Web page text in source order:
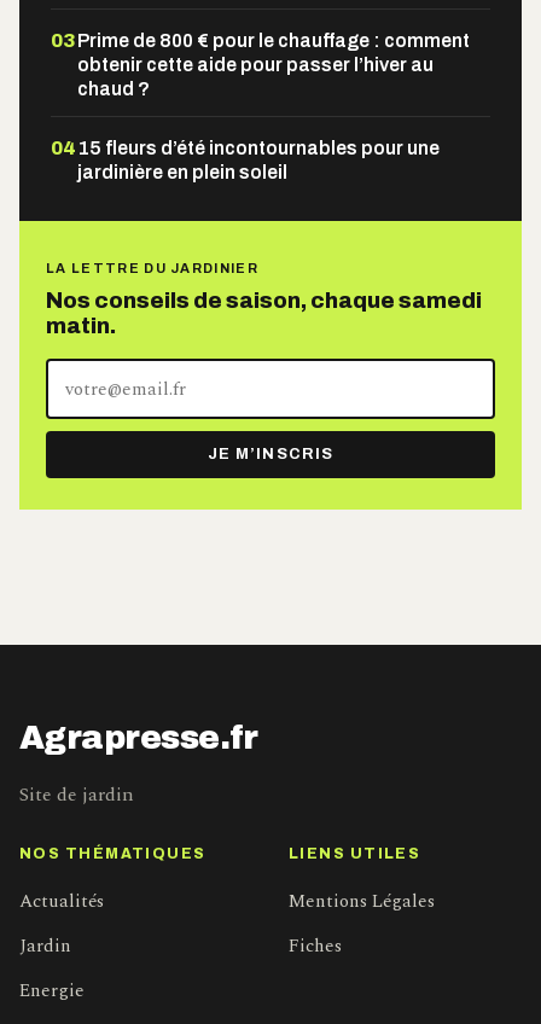
03Prime de 800 € pour le chauffage : comment
obtenir cette aide pour passer l’hiver au
chaud ?
04 15 fleurs d’été incontournables pour une
jardinière en plein soleil
LA LETTRE DU JARDINIER
Nos conseils de saison, chaque samedi
matin.
adresse
e-
mail
JE M’INSCRIS
Agrapresse.fr
Site de jardin
NOS THÉMATIQUES
Actualités
Jardin
Energie
LIENS UTILES
Mentions Légales
Fiches